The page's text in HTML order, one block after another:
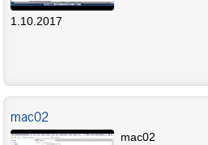
1.10.2017
mac02
mac02